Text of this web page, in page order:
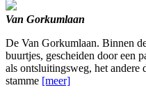
Van Gorkumlaan
De Van Gorkumlaan. Binnen
buurtjes, gescheiden door een
als ontsluitingsweg, het
stamme [meer]